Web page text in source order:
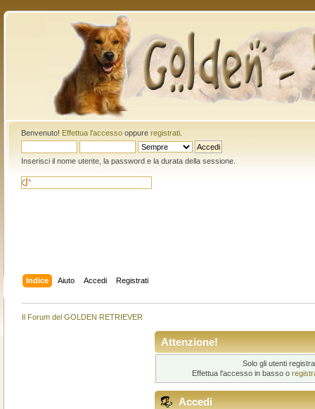
Benvenuto! Effettua l'accessooppure registrati.
Inserisci il nome utente, la password e la durata della sessione.
Indice Aiuto Accedi Registrati
Il Forum del GOLDEN RETRIEVER
Attenzione!
Solo gli utenti
Effettua l'accesso in basso o
Accedi